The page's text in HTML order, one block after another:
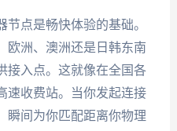
点是畅快体验的基础。
欧洲、澳洲还是日韩东南
接入点。这就像在全国各
速收费站。当你发起连接
瞬间为你匹配距离你物理